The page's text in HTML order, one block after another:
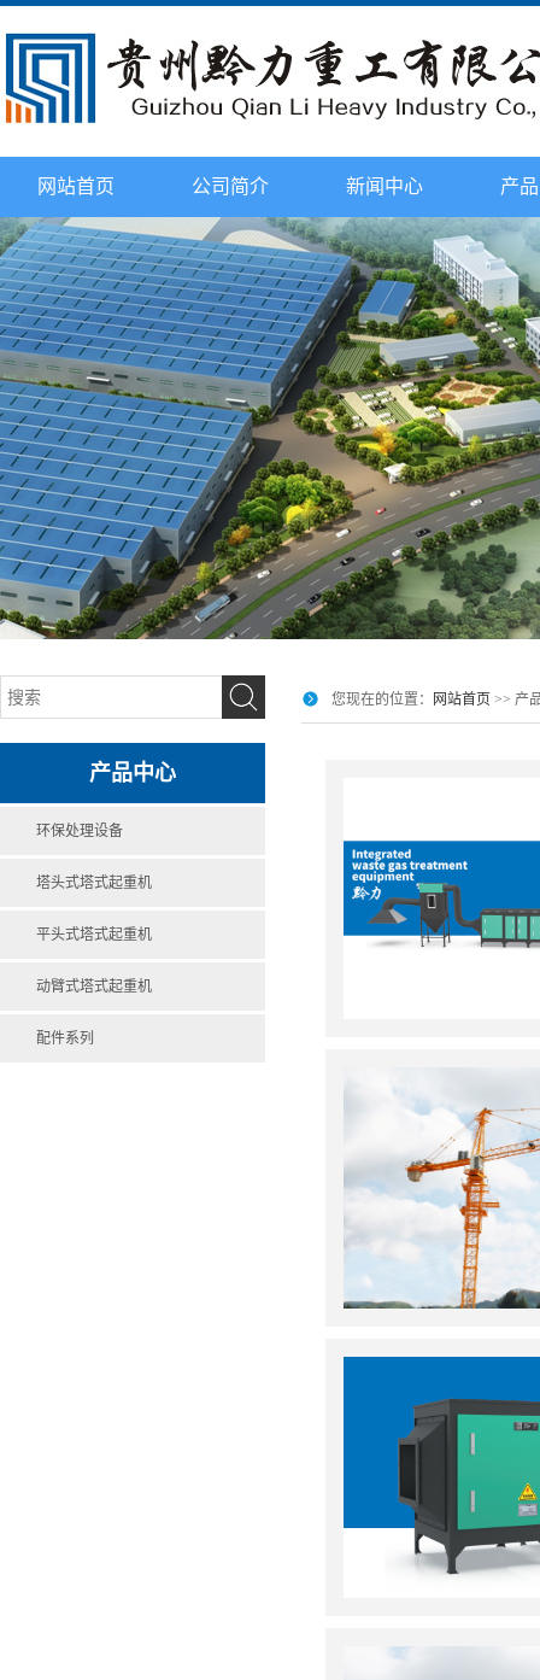
网站首页 公司简介
企业文化
公司荣誉
资质证书
发展历程
新闻中心
公司新闻
行业新闻
技术知识
2015年观摩会
产
环保
塔头式
平头式
动臂式
配
产品中心
环保处理设备
塔头式塔式起重机
平头式塔式起重机
动臂式塔式起重机
配件系列
您现在的位置： 网站首页 >> 产